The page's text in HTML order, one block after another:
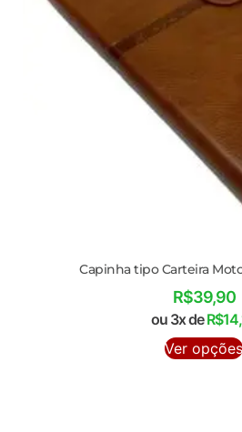
Capinha tipo Carteira
R$39,90
ou 3x deR$
Ver opções